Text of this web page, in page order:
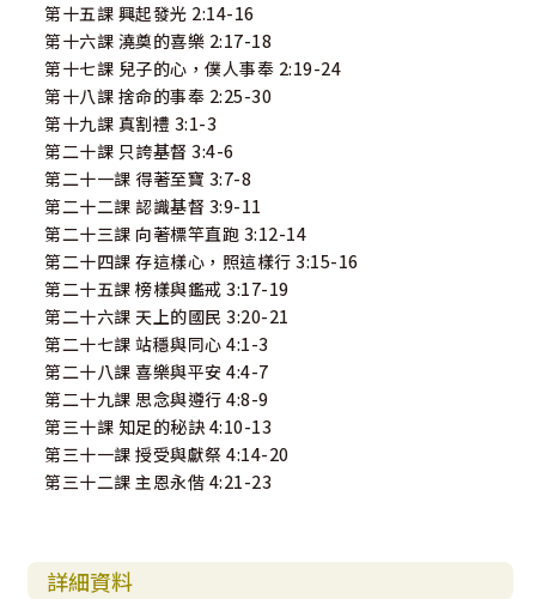
第十五課 興起發光 2:14-16
第十六課 澆奠的喜樂 2:17-18
第十七課 兒子的心，僕人事奉 2:19-24
第十八課 捨命的事奉 2:25-30
第十九課 真割禮 3:1-3
第二十課 只誇基督 3:4-6
第二十一課 得著至寶 3:7-8
第二十二課 認識基督 3:9-11
第二十三課 向著標竿直跑 3:12-14
第二十四課 存這樣心，照這樣行 3:15-16
第二十五課 榜樣與鑑戒 3:17-19
第二十六課 天上的國民 3:20-21
第二十七課 站穩與同心 4:1-3
第二十八課 喜樂與平安 4:4-7
第二十九課 思念與遵行 4:8-9
第三十課 知足的秘訣 4:10-13
第三十一課 授受與獻祭 4:14-20
第三十二課 主恩永偕 4:21-23
詳細資料